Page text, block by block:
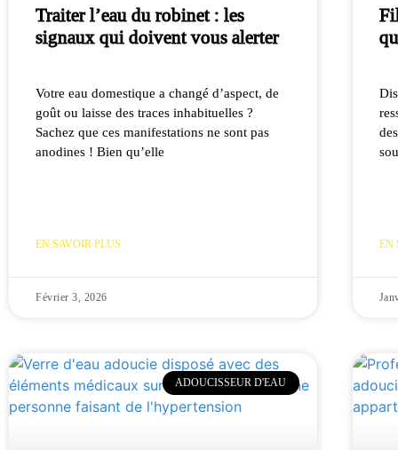
Traiter l’eau du robinet : les
signaux qui doivent vous alerter
Votre eau domestique a changé d’aspect, de
goût ou laisse des traces inhabituelles ?
Sachez que ces manifestations ne sont pas
anodines ! Bien qu’elle
EN SAVOIR PLUS
Février 3, 2026
EN
ADOUCISSEUR D'EAU